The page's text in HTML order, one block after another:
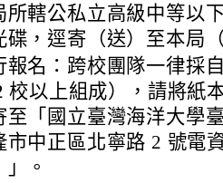
所轄公私立高級中等以
碟，逕寄（送）至本局
報名：跨校團隊一律採
校以上組成），請將紙
至「國立臺灣海洋大學
市中正區北寧路 2 號電
」。